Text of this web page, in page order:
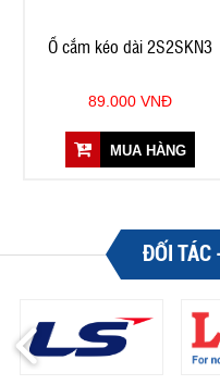
Ổ cắm kéo dài 2S2SKN3
89.000 VNĐ
MUA HÀNG
ĐỐI TÁC